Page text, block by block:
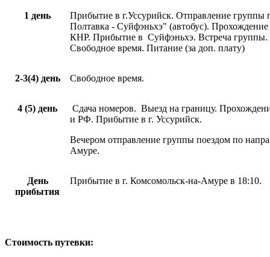
1 день
Прибытие в г.Уссурийск. Отправление
Полтавка - Суйфэньхэ" (автобус).
КНР. Прибытие в Суйфэньхэ. Встреча группы.
Свободное время. Питание (за доп. плату)
2-3(4) день Свободное время.
4 (5) день
Сдача номеров. Выезд на границу.
и РФ. Прибытие в г. Уссурийск.
Вечером отправление группы поездом по
Амуре.
День
прибытия
Прибытие в г. Комсомольск-на-Амуре в 18:10.
Стоимость путевки: